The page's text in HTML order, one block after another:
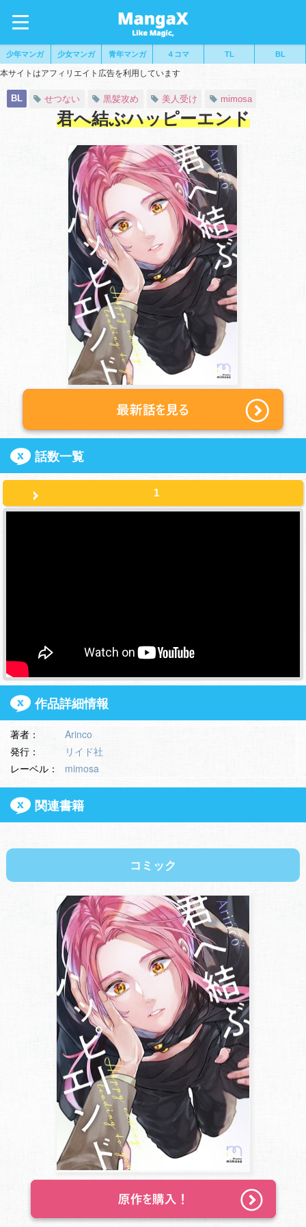
少年マンガ 少女マンガ 青年マンガ ４コマ TL BL
本サイトはアフィリエイト広告を利用しています
BL せつない 黒髪攻め 美人受け mimosa
君へ結ぶハッピーエンド
話数一覧
1
作品詳細情報
著者：
Arinco
発行：
リイド社
レーベル：
mimosa
関連書籍
コミック